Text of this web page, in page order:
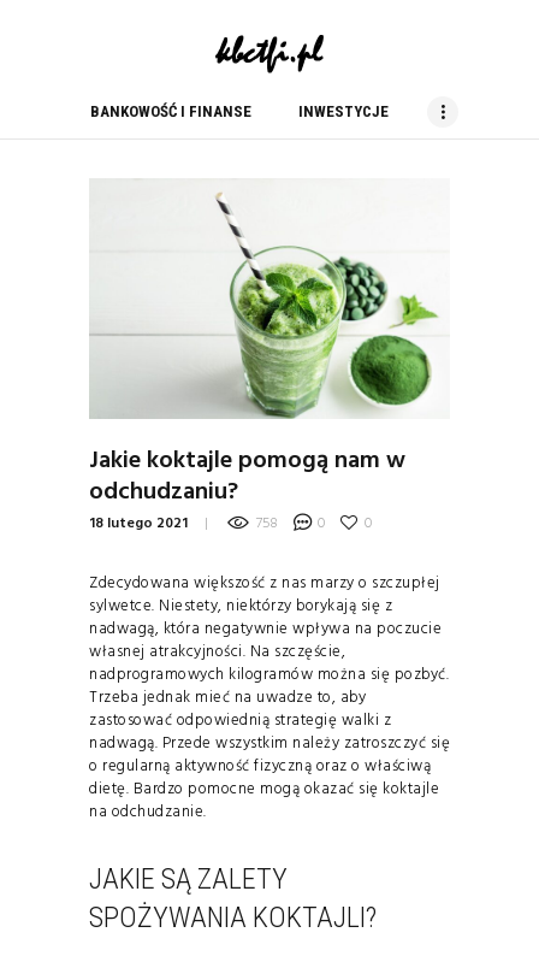
BANKOWOŚĆ I FINANSE INWESTYCJE
kbc tfi
blog finansowy
INWESTYCJE
NIERUCHOMOŚCI
USŁUGI
Jakie koktajle pomogą nam w
odchudzaniu?
18 lutego 2021 758 0 0
Zdecydowana większość z nas marzy o szczupłej
sylwetce. Niestety, niektórzy borykają się z
nadwagą, która negatywnie wpływa na poczucie
własnej atrakcyjności. Na szczęście,
nadprogramowych kilogramów można się pozbyć.
Trzeba jednak mieć na uwadze to, aby
zastosować odpowiednią strategię walki z
nadwagą. Przede wszystkim należy zatroszczyć się
o regularną aktywność fizyczną oraz o właściwą
dietę. Bardzo pomocne mogą okazać się koktajle
na odchudzanie.
JAKIE SĄ ZALETY
SPOŻYWANIA KOKTAJLI?